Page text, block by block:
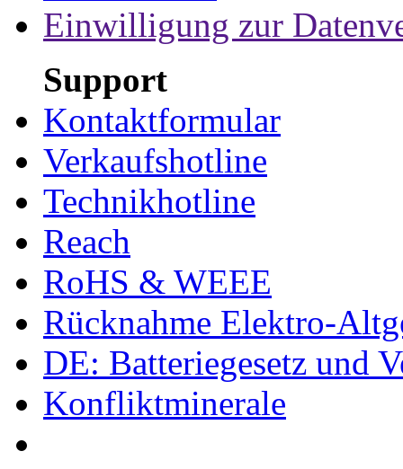
Einwilligung zur
Support
Kontaktformular
Verkaufshotline
Technikhotline
Reach
RoHS & WEEE
Rücknahme Elektro-
DE: Batteriegesetz und
Konfliktminerale